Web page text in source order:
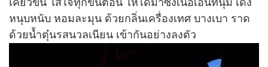
เคี่ยวข้น ใส่ใจทุกขั้นตอน ให้ได้มาซึ่งเนื้อเอ็นที่นุ่ม เด้ง
หนุบหนับ หอมละมุน ด้วยกลิ่นเครื่องเทศ บางเบา ราด
ด้วยน้ำตุ๋นรสนวลเนียน เข้ากันอย่างลงตัว